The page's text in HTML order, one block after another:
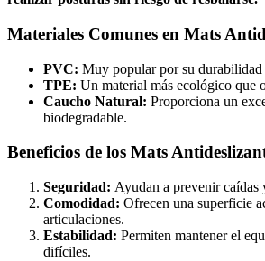
Materiales Comunes en Mats
PVC: Muy popular por su durabilidad
TPE: Un material más ecológico que
Caucho Natural: Proporciona un
biodegradable.
Beneficios de los Mats
Seguridad: Ayudan a prevenir caídas
Comodidad: Ofrecen una superficie
articulaciones.
Estabilidad: Permiten mantener el
difíciles.